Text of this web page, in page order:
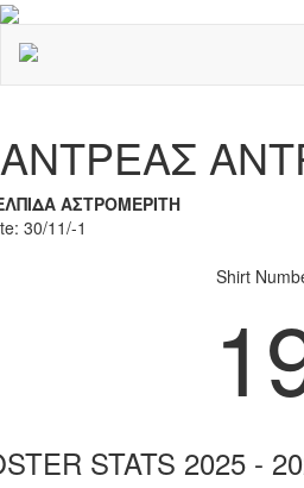
ΑΝΤΡΕΑΣ
ΑΣΤΡΟΜΕΡΙΤΗ
30/11/-1
Shirt
STATS 2025 -